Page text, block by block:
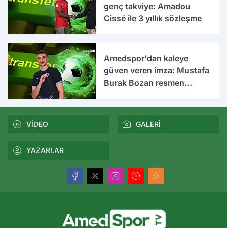
genç takviye: Amadou
Cissé ile 3 yıllık sözleşme
Amedspor'dan kaleye
güven veren imza: Mustafa
Burak Bozan resmen
VİDEO GALERİ
YAZARLAR